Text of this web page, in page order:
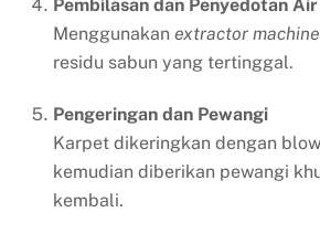
Pembilasan dan Penyedotan
Menggunakan extractor machine
residu sabun yang tertinggal.
Pengeringan dan Pewangi
Karpet dikeringkan dengan
kemudian diberikan pewangi
kembali.